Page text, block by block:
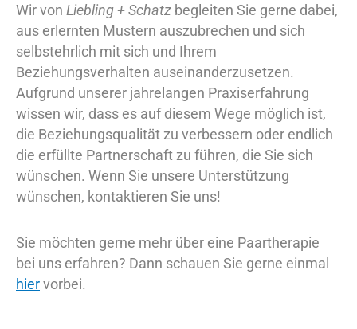
Wir von Liebling + Schatz begleiten Sie gerne dabei,
aus erlernten Mustern auszubrechen und sich
selbstehrlich mit sich und Ihrem
Beziehungsverhalten auseinanderzusetzen.
Aufgrund unserer jahrelangen Praxiserfahrung
wissen wir, dass es auf diesem Wege möglich ist,
die Beziehungsqualität zu verbessern oder endlich
die erfüllte Partnerschaft zu führen, die Sie sich
wünschen. Wenn Sie unsere Unterstützung
wünschen, kontaktieren Sie uns!
Sie möchten gerne mehr über eine Paartherapie
bei uns erfahren? Dann schauen Sie gerne einmal
hiervorbei.